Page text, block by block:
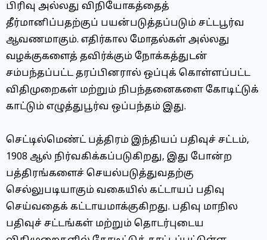
பிரிவு அல்லது விநியோகத்தைத்
தீர்மானிப்பதற்குப் பயன்படுத்தப்படும் சட்டபூர்வ
ஆவணமாகும். எதிர்கால மோதல்கள் அல்லது
வழக்குகளைத் தவிர்க்கும் நோக்கத்துடன்
சம்பந்தப்பட்ட தரப்பினரால் ஒப்புக் கொள்ளப்பட்ட
விதிமுறைகள் மற்றும் நிபந்தனைகளை கோடிட்டுக்
காட்டும் எழுத்துபூர்வ ஒப்பந்தம் இது.
செட்டில்மெண்ட் பத்திரம் இந்தியப் பதிவுச் சட்டம்,
1908 ஆல் நிர்வகிக்கப்படுகிறது, இது போன்ற
பத்திரங்களைச் செயல்படுத்துவதற்கு
செல்லுபடியாகும் வகையில் கட்டாயப் பதிவு
செய்வதைக் கட்டாயமாக்குகிறது. பதிவு மாநில
பதிவுச் சட்டங்கள் மற்றும் தொடர்புடைய